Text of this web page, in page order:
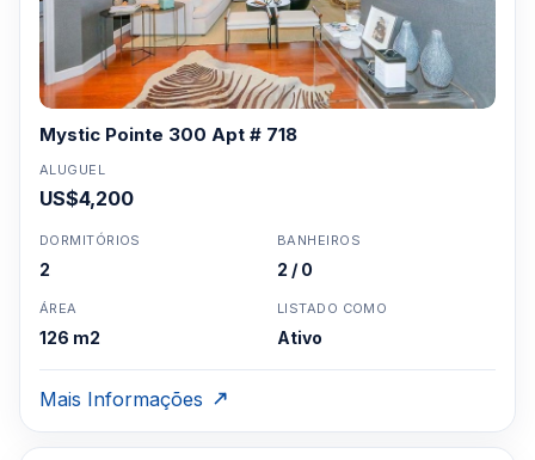
Mystic Pointe 300 Apt # 718
ALUGUEL
US$4,200
DORMITÓRIOS
2
BANHEIROS
2 / 0
ÁREA
126 m2
LISTADO COMO
Ativo
Mais Informações